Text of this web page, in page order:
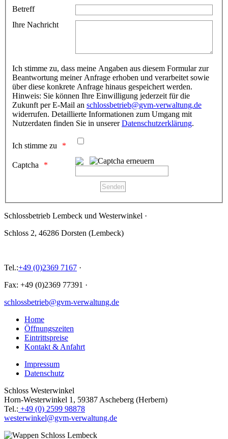
Betreff
Ihre Nachricht
Ich stimme zu, dass meine Angaben aus diesem Formular zur
Beantwortung meiner Anfrage erhoben und verarbeitet sowie
über diese konkrete Anfrage hinaus gespeichert werden.
Hinweis: Sie können Ihre Einwilligung jederzeit für die
Zukunft per E-Mail an schlossbetrieb@gvm-verwaltung.de
widerrufen. Detaillierte Informationen zum Umgang mit
Nutzerdaten finden Sie in unsererDatenschutzerklärung.
Ich stimme zu
Captcha
Schlossbetrieb Lembeck und Westerwinkel ·
Schloss 2, 46286 Dorsten (Lembeck)
Tel.:+49 (0)2369 7167 ·
Fax: +49 (0)2369 77391 ·
schlossbetrieb@gvm-verwaltung.de
Home
Öffnungszeiten
Eintrittspreise
Kontakt & Anfahrt
Impressum
Datenschutz
Schloss Westerwinkel
Horn-Westerwinkel 1, 59387 Ascheberg (Herbern)
Tel.: +49 (0) 2599 98878
westerwinkel@gvm-verwaltung.de